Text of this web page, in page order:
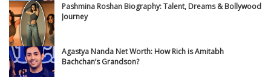
Pashmina Roshan Biography: Talent, Dreams & Bollywood
Journey
Agastya Nanda Net Worth: How Rich is Amitabh
Bachchan’s Grandson?